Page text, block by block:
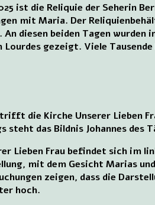
ist die Reliquie der Seherin
mit Maria. Der
diesen beiden Tagen wurden
gezeigt. Viele
die Kirche Unserer Lieben
steht das Bildnis Johannes
Lieben Frau befindet sich
mit dem Gesicht Marias
zeigen, dass die
hoch.